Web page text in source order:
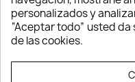
Tecnología
Verano y playa
Vestuario laboral
©
personalizados y
“Aceptar todo” usted
de las cookies.